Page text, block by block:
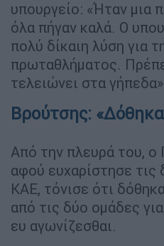
υπουργείο: «Ήταν μια
όλα πήγαν καλά. Ο
πολύ δίκαιη λύση για
πρωταθλήματος.
τελειώνει στα
Βρούτσης:
Από την πλευρά του, ο
αφού ευχαρίστησε τις
ΚΑΕ, τόνισε ότι
από τις δύο ομάδες
ευ αγωνίζεσθαι.